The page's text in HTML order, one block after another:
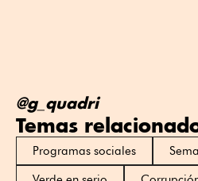
@g_quadri
Temas
Programas sociales